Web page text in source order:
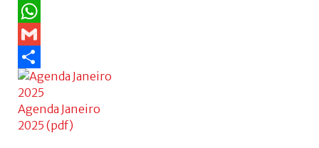
Facebook
WhatsApp
Gmail
Share
Agenda Janeiro
2025 (pdf)